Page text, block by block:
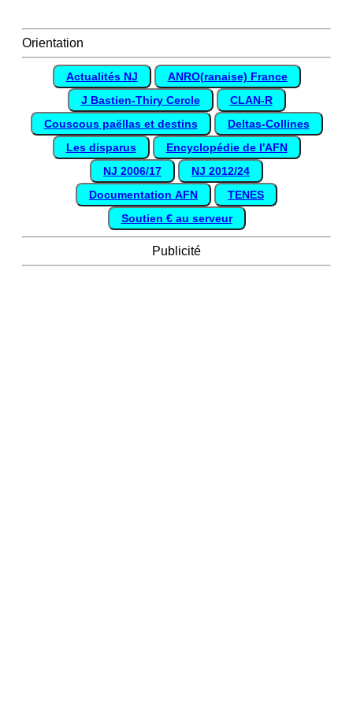
Orientation
Actualités NJ
ANRO(ranaise) France
J Bastien-Thiry Cercle
CLAN-R
Couscous paëllas et destins
Deltas-Collines
Les disparus
Encyclopédie de l'AFN
NJ 2006/17
NJ 2012/24
Documentation AFN
TENES
Soutien € au serveur
Publicité